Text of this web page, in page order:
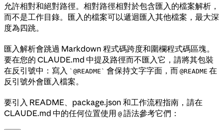
允許相對和絕對路徑。相對路徑相對於包含匯入的檔案解析，
而不是工作目錄。匯入的檔案可以遞迴匯入其他檔案，最大深
度為四跳。
匯入解析會跳過 Markdown 程式碼跨度和圍欄程式碼區塊。
要在您的 CLAUDE.md 中提及路徑而不匯入它，請將其包裝
在反引號中：寫入 `@README` 會保持文字字面，而 @README 在
反引號外會匯入檔案。
要引入 README、package.json 和工作流程指南，請在
CLAUDE.md 中的任何位置使用 @ 語法參考它們：